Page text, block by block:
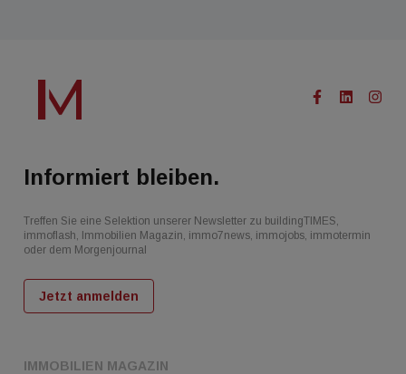
IMMOBILIEN MAGAZIN
Informiert bleiben.
Treffen Sie eine Selektion unserer Newsletter zu buildingTIMES,
immoflash, Immobilien Magazin, immo7news, immojobs, immotermin
oder dem Morgenjournal
Jetzt anmelden